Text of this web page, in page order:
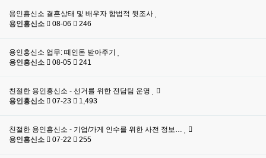
용인흥신소 결혼상태 및 배우자 합법적 뒷조사
용인흥신소
08-06 246
용인흥신소 업무: 떼인돈 받아주기
용인흥신소
08-05 241
친절한 용인흥신소 - 선거를 위한 전담팀 운영
용인흥신소
07-23 1,493
친절한 용인흥신소 - 기업/가게 인수를 위한 사전 정보…
용인흥신소
07-22 255